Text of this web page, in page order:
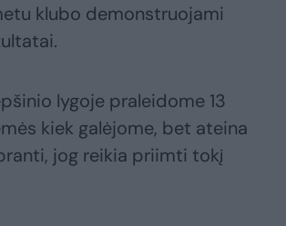
klubo demonstruojami
lygoje praleidome 13
kiek galėjome, bet ateina
jog reikia priimti tokį